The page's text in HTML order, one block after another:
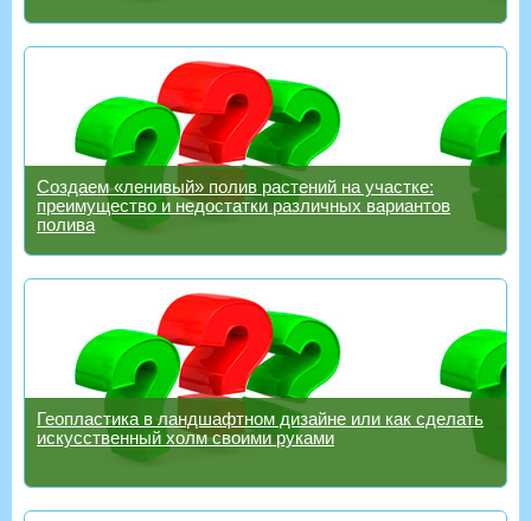
Создаем «ленивый» полив растений на участке:
преимущество и недостатки различных вариантов
полива
Геопластика в ландшафтном дизайне или как сделать
искусственный холм своими руками